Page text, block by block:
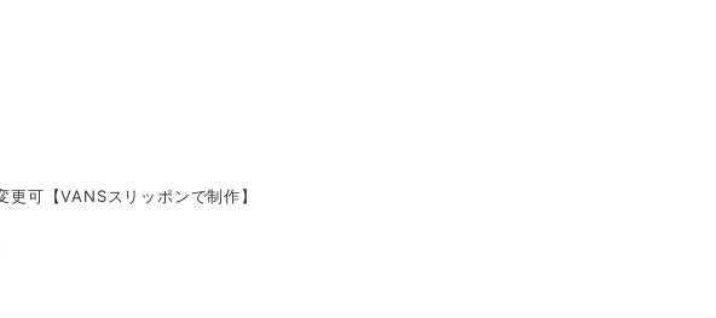
可【VANSスリッポンで制作】